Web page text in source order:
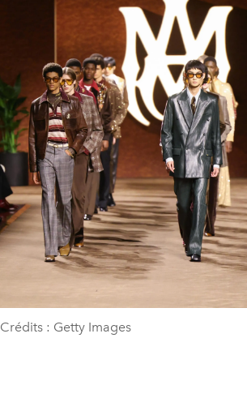
Crédits : Getty Images